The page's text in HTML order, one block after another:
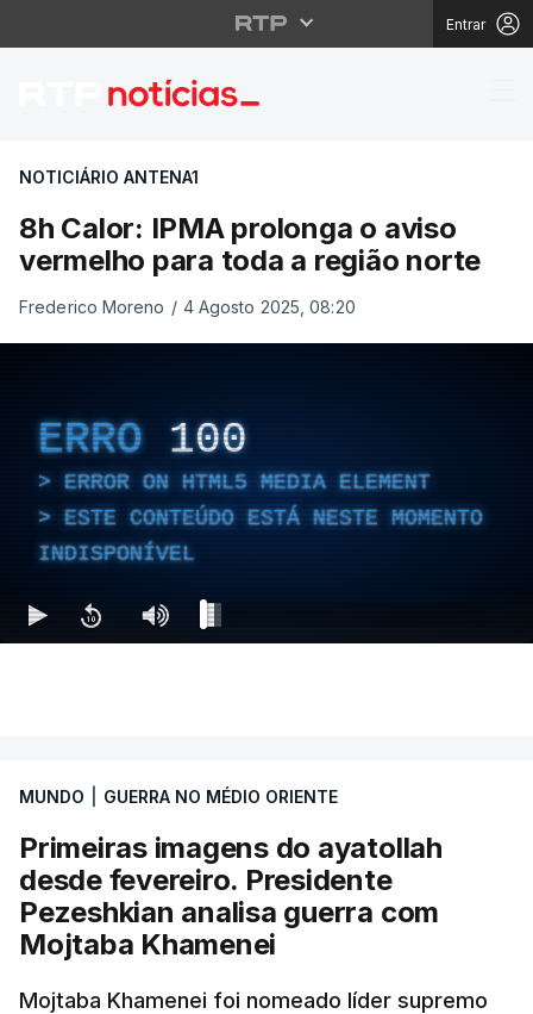
Entrar
8h Calor: IPMA
NOTICIÁRIO ANTENA1
8h Calor: IPMA prolonga o aviso
vermelho para toda a região norte
Frederico Moreno / 4 Agosto 2025, 08:20
ERRO 100
ERROR ON HTML5 MEDIA ELEMENT
ESTE CONTEÚDO ESTÁ NESTE MOMENTO
INDISPONÍVEL
MUNDO GUERRA NO MÉDIO ORIENTE
Primeiras imagens do ayatollah
desde fevereiro. Presidente
Pezeshkian analisa guerra com
Mojtaba Khamenei
Mojtaba Khamenei foi nomeado líder supremo